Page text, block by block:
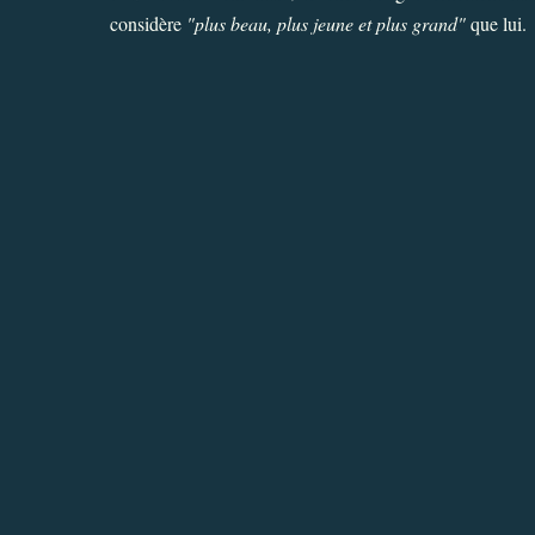
considère "plus beau, plus jeune et plus grand"que lui.